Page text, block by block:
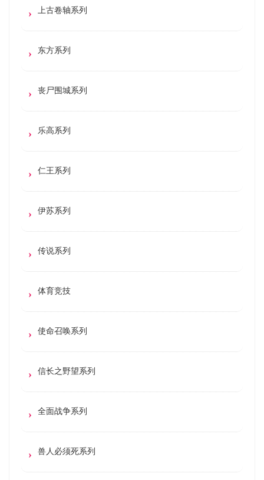
上古卷轴系列
东方系列
丧尸围城系列
乐高系列
仁王系列
伊苏系列
传说系列
体育竞技
使命召唤系列
信长之野望系列
全面战争系列
兽人必须死系列